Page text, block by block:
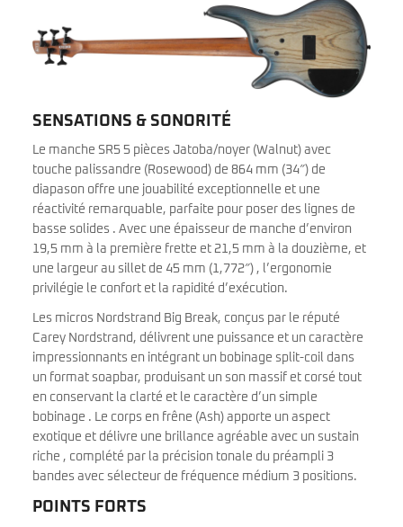
SENSATIONS & SONORITÉ
Le manche SR5 5 pièces Jatoba/noyer (Walnut) avec
touche palissandre (Rosewood) de 864 mm (34″) de
diapason offre une jouabilité exceptionnelle et une
réactivité remarquable, parfaite pour poser des lignes de
basse solides . Avec une épaisseur de manche d’environ
19,5 mm à la première frette et 21,5 mm à la douzième, et
une largeur au sillet de 45 mm (1,772″) , l’ergonomie
privilégie le confort et la rapidité d’exécution.
Les micros Nordstrand Big Break, conçus par le réputé
Carey Nordstrand, délivrent une puissance et un caractère
impressionnants en intégrant un bobinage split-coil dans
un format soapbar, produisant un son massif et corsé tout
en conservant la clarté et le caractère d’un simple
bobinage . Le corps en frêne (Ash) apporte un aspect
exotique et délivre une brillance agréable avec un sustain
riche , complété par la précision tonale du préampli 3
bandes avec sélecteur de fréquence médium 3 positions.
POINTS FORTS